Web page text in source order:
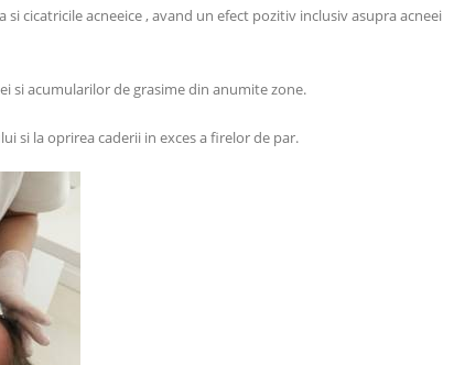
cicatricile acneeice , avand un efect pozitiv inclusiv asupra acneei
si acumularilor de grasime din anumite zone.
si la oprirea caderii in exces a firelor de par.